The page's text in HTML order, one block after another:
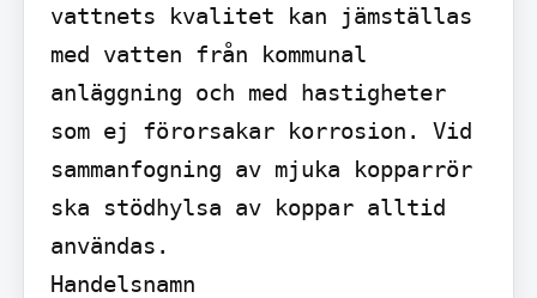
vattnets kvalitet kan jämställas
med vatten från kommunal
anläggning och med hastigheter
som ej förorsakar korrosion. Vid
sammanfogning av mjuka kopparrör
ska stödhylsa av koppar alltid
användas.
Handelsnamn